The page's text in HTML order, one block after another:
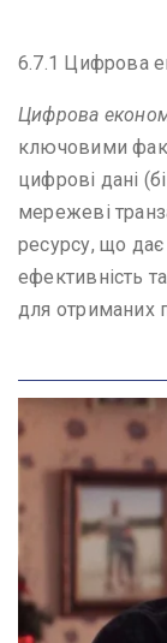
6.7.1 Цифрова
Цифрова
ключовими
цифрові дані
мережеві
ресурсу, що дає
ефективність
для отриманих